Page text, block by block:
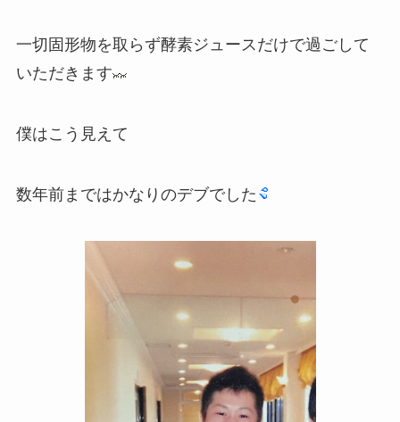
一切固形物を取らず酵素ジュースだけで過ごして
いただきます
僕はこう見えて
数年前まではかなりのデブでした